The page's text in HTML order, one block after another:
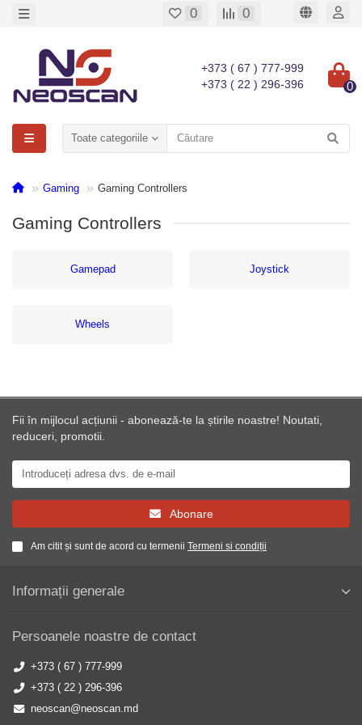
0 0
+373 ( 67 ) 777-999
+373 ( 22 ) 296-396
0
Toate categoriile
Gaming Gaming Controllers
Gaming Controllers
Gamepad Joystick
Wheels
Fii în mijlocul acțiunii - abonează-te la știrile noastre! Noutati,
reduceri, promotii.
Abonare
Am citit și sunt de acord cu termenii Termeni si condiții
Informații generale
Persoanele noastre de contact
+373 ( 67 ) 777-999
+373 ( 22 ) 296-396
neoscan@neoscan.md